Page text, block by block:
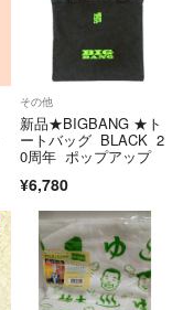
その他
新品★BIGBANG ★ト
ートバッグ BLACK 2
0周年 ポップアップ
¥6,780